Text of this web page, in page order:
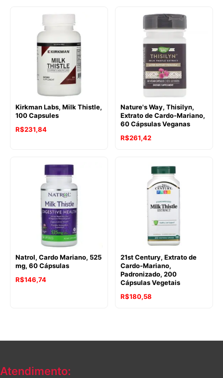
Kirkman Labs, Milk Thistle,
100 Capsules
R$231,84
Nature's Way, Thisilyn,
Extrato de Cardo-Mariano,
60 Cápsulas Veganas
R$261,42
Natrol, Cardo Mariano, 525
mg, 60 Cápsulas
R$146,74
21st Century, Extrato de
Cardo-Mariano,
Padronizado, 200
Cápsulas Vegetais
R$180,58
Atendimento: